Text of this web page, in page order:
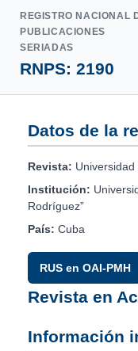
REGISTRO NACIONAL
PUBLICACIONES
SERIADAS
RNPS: 2190
Datos de la
Revista: Universidad
Institución:
Rodríguez”
País: Cuba
RUS en OAI-PMH
Revista en
Información